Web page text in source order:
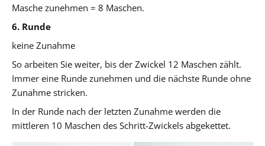
Masche zunehmen = 8 Maschen.
6. Runde
keine Zunahme
So arbeiten Sie weiter, bis der Zwickel 12 Maschen zählt.
Immer eine Runde zunehmen und die nächste Runde ohne
Zunahme stricken.
In der Runde nach der letzten Zunahme werden die
mittleren 10 Maschen des Schritt-Zwickels abgekettet.